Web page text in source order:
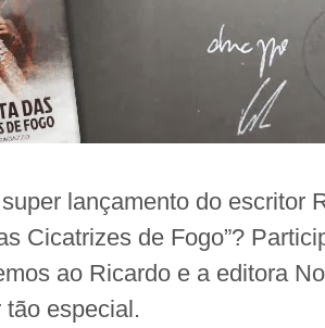
lançamento do escritor
Cicatrizes de Fogo”?
ao Ricardo e a editora
tão especial.